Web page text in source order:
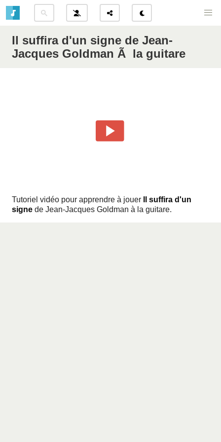
Il suffira d'un signe de Jean-
Jacques Goldman Ã la guitare
Tutoriel vidéo pour apprendre à jouer
Il suffira d'un
signe de Jean-Jacques Goldman à la guitare.